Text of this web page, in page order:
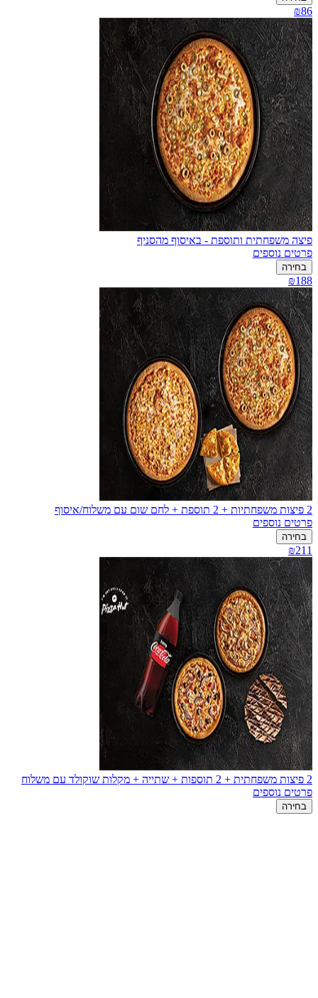
₪86
פיצה משפחתית ותוספת - באיסוף מהסניף
פרטים נוספים
בחירה
₪188
2 פיצות משפחתיות + 2 תוספת + לחם שום עם משלוח/איסוף
פרטים נוספים
בחירה
₪211
2 פיצות משפחתית + 2 תוספות + שתייה + מקלות שוקולד עם משלוח
פרטים נוספים
בחירה